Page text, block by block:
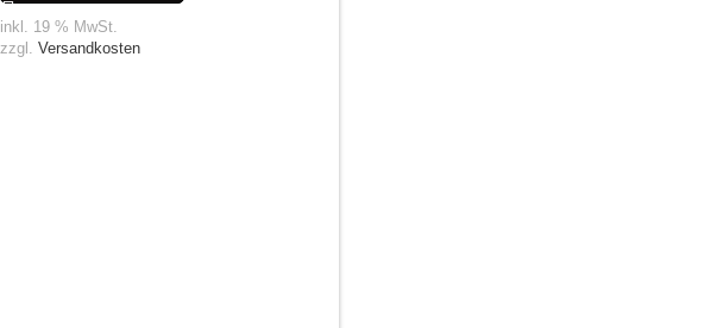
inkl. 19 % MwSt.
zzgl. Versandkosten